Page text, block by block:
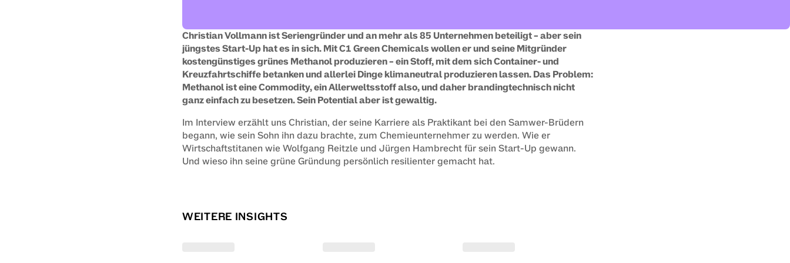
Christian Vollmann ist Seriengründer und an mehr als 85 Unternehmen beteiligt – aber sein
jüngstes Start-Up hat es in sich. Mit C1 Green Chemicals wollen er und seine Mitgründer
kostengünstiges grünes Methanol produzieren – ein Stoff, mit dem sich Container- und
Kreuzfahrtschiffe betanken und allerlei Dinge klimaneutral produzieren lassen. Das Problem:
Methanol ist eine Commodity, ein Allerweltsstoff also, und daher brandingtechnisch nicht
ganz einfach zu besetzen. Sein Potential aber ist gewaltig.
Im Interview erzählt uns Christian, der seine Karriere als Praktikant bei den Samwer-Brüdern
begann, wie sein Sohn ihn dazu brachte, zum Chemieunternehmer zu werden. Wie er
Wirtschaftstitanen wie Wolfgang Reitzle und Jürgen Hambrecht für sein Start-Up gewann.
Und wieso ihn seine grüne Gründung persönlich resilienter gemacht hat.
WEITERE INSIGHTS